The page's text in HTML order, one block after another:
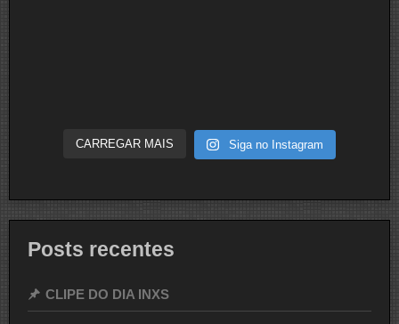
CARREGAR MAIS Siga no Instagram
Posts recentes
CLIPE DO DIA INXS